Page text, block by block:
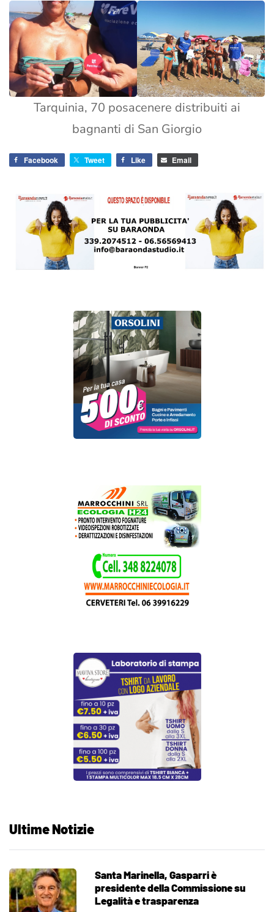
Tarquinia, 70 posacenere distribuiti ai
bagnanti di San Giorgio
Facebook Tweet Like Email
Ultime Notizie
Santa Marinella, Gasparri è
presidente della Commissione su
Legalità e trasparenza